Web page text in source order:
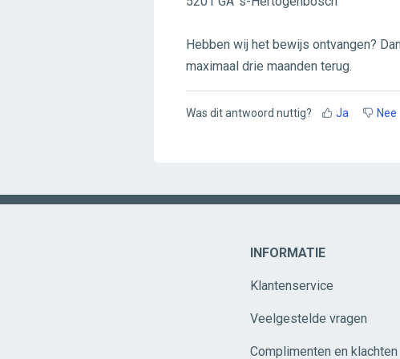
Hebben wij het bewijs ontvangen?
maximaal drie maanden terug.
Was dit antwoord nuttig? Ja Nee
INFORMATIE
Klantenservice
Veelgestelde vragen
Complimenten en klachten